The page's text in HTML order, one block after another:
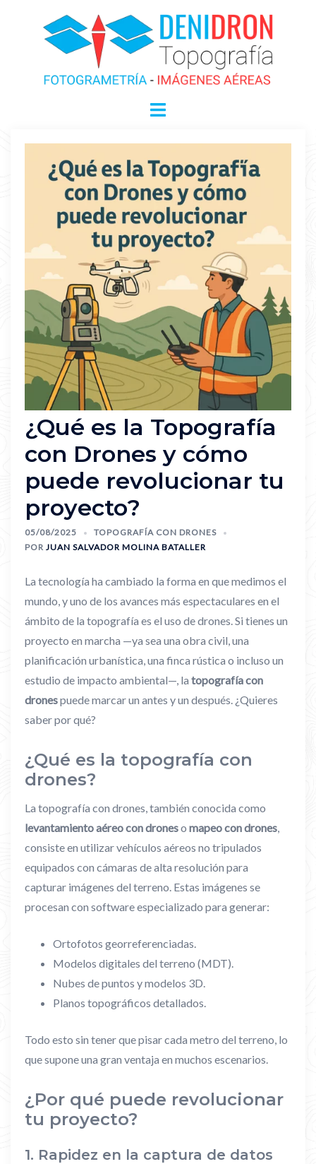
¿Qué es la Topografía
con Drones y cómo
puede revolucionar tu
proyecto?
05/08/2025
TOPOGRAFÍA CON DRONES
POR JUAN SALVADOR MOLINA BATALLER
La tecnología ha cambiado la forma en que medimos el
mundo, y uno de los avances más espectaculares en el
ámbito de la topografía es el uso de drones. Si tienes un
proyecto en marcha —ya sea una obra civil, una
planificación urbanística, una finca rústica o incluso un
estudio de impacto ambiental—, la topografía con
dronespuede marcar un antes y un después. ¿Quieres
saber por qué?
¿Qué es la topografía con
drones?
La topografía con drones, también conocida como
levantamiento aéreo con droneso mapeo con drones
consiste en utilizar vehículos aéreos no tripulados
equipados con cámaras de alta resolución para
capturar imágenes del terreno. Estas imágenes se
procesan con software especializado para generar:
Ortofotos georreferenciadas.
Modelos digitales del terreno (MDT).
Nubes de puntos y modelos 3D.
Planos topográficos detallados.
Todo esto sin tener que pisar cada metro del terreno, lo
que supone una gran ventaja en muchos escenarios.
¿Por qué puede revolucionar
tu proyecto?
1. Rapidez en la captura de datos